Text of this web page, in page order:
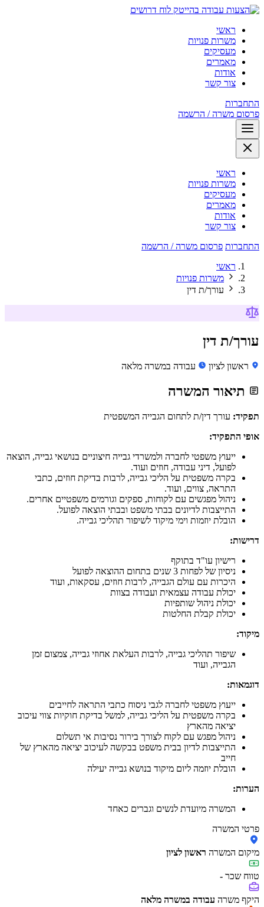
לוח דרושים
ראשי
משרות פנויות
מעסיקים
מאמרים
אודות
צור קשר
התחברות
פרסום משרה / הרשמה
ראשי
משרות פנויות
מעסיקים
מאמרים
אודות
צור קשר
התחברות פרסום משרה / הרשמה
ראשי
משרות פנויות
עורך/ת דין
עורך/ת דין
ראשון לציון עבודה במשרה מלאה
תיאור המשרה
תפקיד: עורך דין/ת לתחום הגבייה המשפטית
אופי התפקיד:
ייעוץ משפטי לחברה ולמשרדי גבייה חיצוניים בנושאי גבייה, הוצאה
לפועל, דיני עבודה, חוזים ועוד.
בקרה משפטית על הליכי גבייה, לרבות בדיקת חוזים, כתבי
התראה, צווים, ועוד.
ניהול מפגשים עם לקוחות, ספקים וגורמים משפטיים אחרים.
התייצבות לדיונים בבתי משפט ובבתי הוצאה לפועל.
הובלת יוזמות וימי מיקוד לשיפור תהליכי גבייה.
דרישות:
רישיון עו"ד בתוקף
ניסיון של לפחות 3 שנים בתחום ההוצאה לפועל
היכרות עם עולם הגבייה, לרבות חוזים, עסקאות, ועוד
יכולת עבודה עצמאית ועבודה בצוות
יכולת ניהול שותפיות
יכולת קבלת החלטות
מיקוד:
שיפור תהליכי גבייה, לרבות העלאת אחוזי גבייה, צמצום זמן
הגבייה, ועוד
דוגמאות:
ייעוץ משפטי לחברה לגבי ניסוח כתבי התראה לחייבים
בקרה משפטית על הליכי גבייה, למשל בדיקת חוקיות צווי עיכוב
יציאה מהארץ
ניהול מפגש עם לקוח לצורך בירור נסיבות אי תשלום
התייצבות לדיון בבית משפט בבקשה לעיכוב יציאה מהארץ של
חייב
הובלת יוזמה ליום מיקוד בנושא גבייה יעילה
הערות:
המשרה מיועדת לנשים וגברים כאחד
פרטי המשרה
מיקום המשרה ראשון לציון
טווח שכר -
היקף משרה עבודה במשרה מלאה